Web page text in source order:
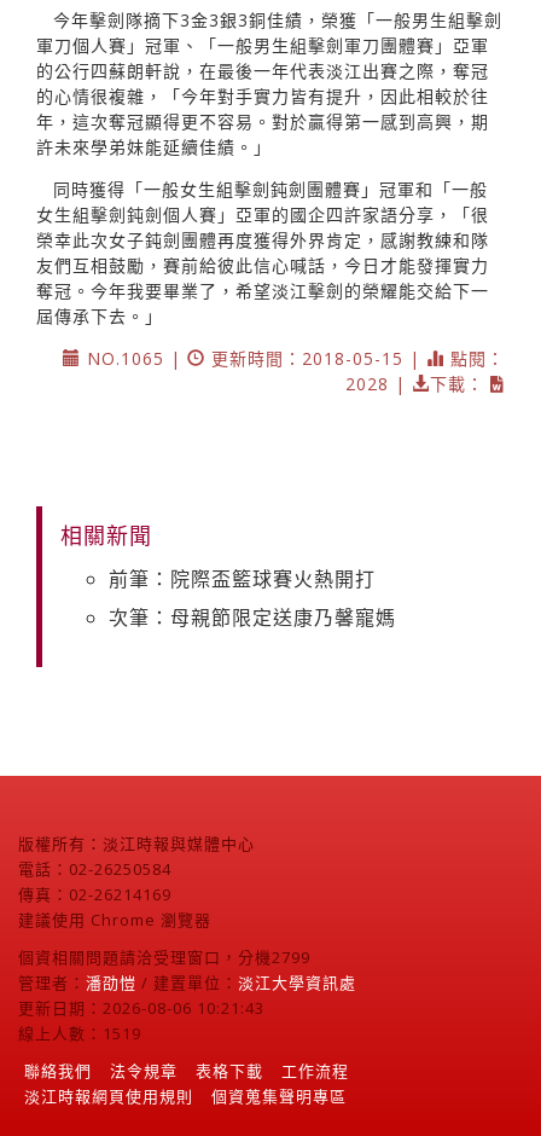
今年擊劍隊摘下3金3銀3銅佳績，榮獲「一般男生組擊劍
軍刀個人賽」冠軍、「一般男生組擊劍軍刀團體賽」亞軍
的公行四蘇朗軒說，在最後一年代表淡江出賽之際，奪冠
的心情很複雜，「今年對手實力皆有提升，因此相較於往
年，這次奪冠顯得更不容易。對於贏得第一感到高興，期
許未來學弟妹能延續佳績。」
同時獲得「一般女生組擊劍鈍劍團體賽」冠軍和「一般
女生組擊劍鈍劍個人賽」亞軍的國企四許家語分享，「很
榮幸此次女子鈍劍團體再度獲得外界肯定，感謝教練和隊
友們互相鼓勵，賽前給彼此信心喊話，今日才能發揮實力
奪冠。今年我要畢業了，希望淡江擊劍的榮耀能交給下一
屆傳承下去。」
NO.1065 |
更新時間：2018-05-15 |
點閱：
2028 |
下載：
相關新聞
前筆：院際盃籃球賽火熱開打
次筆：母親節限定送康乃馨寵媽
版權所有：淡江時報與媒體中心
電話：02-26250584
傳真：02-26214169
建議使用 Chrome 瀏覽器
個資相關問題請洽受理窗口，分機2799
管理者： 潘劭愷 / 建置單位： 淡江大學資訊處
更新日期：2026-08-06 10:21:43
線上人數：1519
聯絡我們
法令規章 表格下載
工作流程
淡江時報網頁使用規則
個資蒐集聲明專區